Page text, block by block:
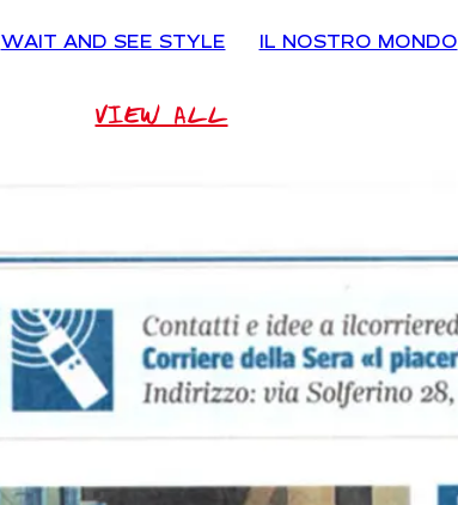
WAIT AND SEE STYLE IL NOSTRO MONDO
VIEW ALL